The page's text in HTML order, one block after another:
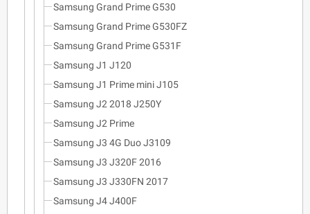
Samsung Grand Prime G530
Samsung Grand Prime G530FZ
Samsung Grand Prime G531F
Samsung J1 J120
Samsung J1 Prime mini J105
Samsung J2 2018 J250Y
Samsung J2 Prime
Samsung J3 4G Duo J3109
Samsung J3 J320F 2016
Samsung J3 J330FN 2017
Samsung J4 J400F